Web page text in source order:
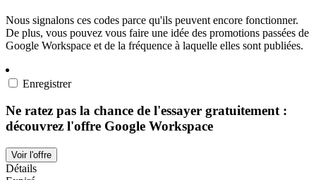
Nous signalons ces codes parce qu'ils peuvent encore fonctionner.
De plus, vous pouvez vous faire une idée des promotions passées de
Google Workspace et de la fréquence à laquelle elles sont publiées.
Enregistrer
Ne ratez pas la chance de l'essayer gratuitement :
découvrez l'offre Google Workspace
Voir l'offre
Détails